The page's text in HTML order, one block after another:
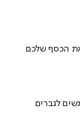
הכסף שלכם
לגברים